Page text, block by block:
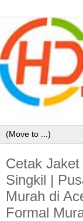
Cetak
Singkil |
Murah di
Formal